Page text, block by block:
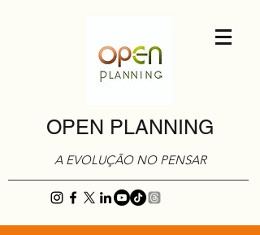
OPEN PLANNING
A EVOLUÇÃO NO PENSAR